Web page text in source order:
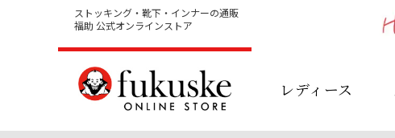
ストッキング・靴下・インナーの通販
福助 公式オンラインストア
レディース